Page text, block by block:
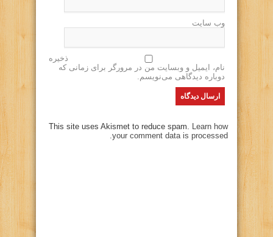
وب سایت
ذخیره
نام، ایمیل و وبسایت من در مرورگر برای زمانی که
دوباره دیدگاهی می‌نویسم.
This site uses Akismet to reduce spam. Learn how
your comment data is processed.